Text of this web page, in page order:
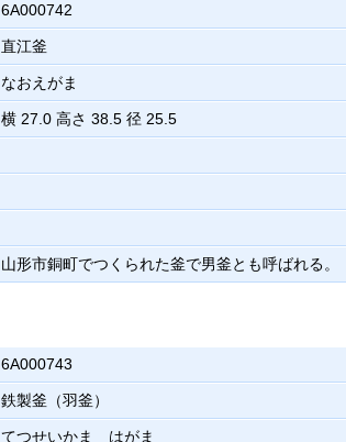
6A000742
直江釜
なおえがま
横 27.0 高さ 38.5 径 25.5
山形市銅町でつくられた釜で男釜とも呼ばれる。
6A000743
鉄製釜（羽釜）
てつせいかま はがま